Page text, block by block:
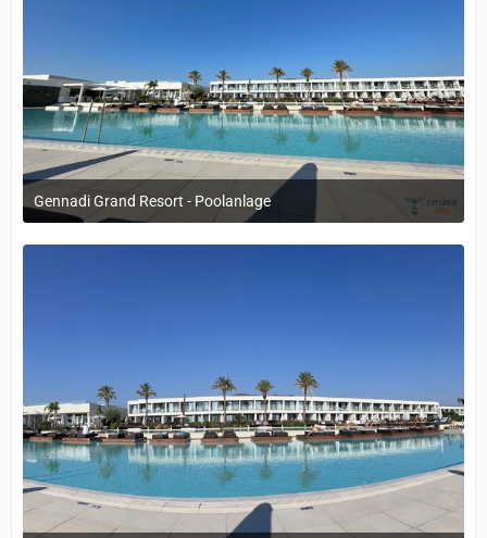
Gennadi Grand Resort - Poolanlage
12. September 2022 um 14:05